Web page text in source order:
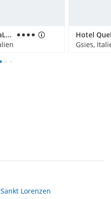
AktivHotel SantaLucia
Gsies,
Lorenzen